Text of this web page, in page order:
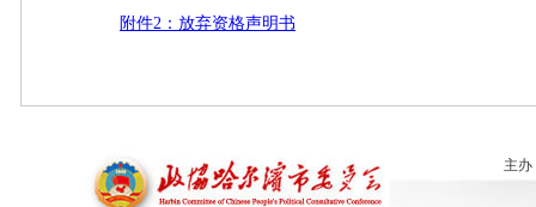
附件2：放弃资格声明书
主